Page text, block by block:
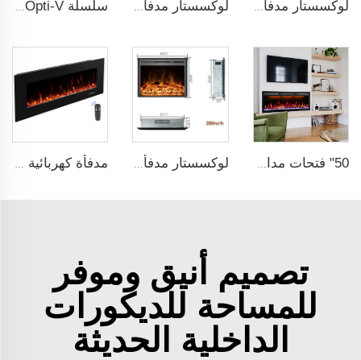
سلسلة Opti-V اللهب الحقيقي المدمج الكهربائي المدفأة الخطية
50" فتحات مدافئ كهربائية مدمجة مع واي فاي قابلة للتحكم عبر تطبيق Alexa بتصميم رفيع الإطار مع منظم حرارة لوكسستار مدفأة كهربائية داخلية عالية الجودة بطول 28 إنش مع التحكم عن بعد مدفأة كهربائية معلقة على الحائط بقياس 84 بوصة من Luxstar مع 3 ألوان لهب و5 ألوان لسرير الوقود من صنع شركة تصنيع مدفآت كهربائية
تصميم أنيق وموفر
للمساحة للديكورات
الداخلية الحديثة